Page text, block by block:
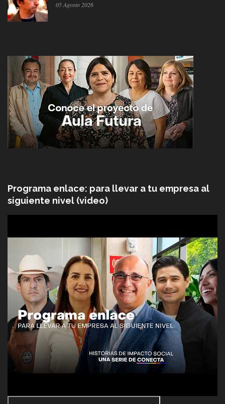
05 Agosto 2026
Programa enlace: para llevar a tu empresa al
siguiente nivel (video)